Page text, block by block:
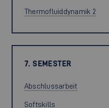
Thermofluiddynamik 2
7. SEMESTER
Abschlussarbeit
Softskills